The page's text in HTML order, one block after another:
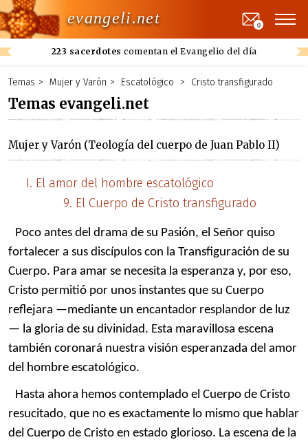
evangeli.net
223 sacerdotes comentan el Evangelio del día
0
Temas Mujer y Varón Escatológico Cristo transfigurado
Temas evangeli.net
Mujer y Varón (Teología del cuerpo de Juan Pablo II)
El amor del hombre escatológico
El Cuerpo de Cristo transfigurado
Poco antes del drama de su Pasión, el Señor quiso
fortalecer a sus discípulos con la Transfiguración de su
Cuerpo. Para amar se necesita la esperanza y, por eso,
Cristo permitió por unos instantes que su Cuerpo
reflejara —mediante un encantador resplandor de luz
— la gloria de su divinidad. Esta maravillosa escena
también coronará nuestra visión esperanzada del amor
del hombre escatológico.
Hasta ahora hemos contemplado el Cuerpo de Cristo
resucitado, que no es exactamente lo mismo que hablar
del Cuerpo de Cristo en estado glorioso. La escena de la